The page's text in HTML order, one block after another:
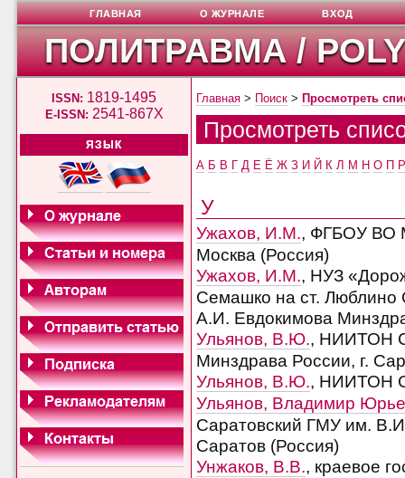
ПОЛИТРАВМА /
ISSN: 1819-1495
E-ISSN: 2541-867X
ЯЗЫК
ГЛАВНАЯ О ЖУРНАЛЕ ВХОД
Главная > Поиск > Просмотреть
Просмотреть
А Б В Г Д Е Ё Ж З И Й К Л М Н О П
У
Ужахов, И.М., ФГБОУ ВО
Москва (Россия)
Ужахов, И.М., НУЗ
Семашко на ст.
А.И. Евдокимова
Ульянов, В.Ю., НИИТОН
Минздрава России, г.
Ульянов, В.Ю., НИИТОН
Ульянов, Владимир
Саратовский ГМУ им.
Саратов (Россия)
Унжаков, В.В., краевое